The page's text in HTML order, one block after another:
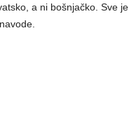
a ni bošnjačko. Sve